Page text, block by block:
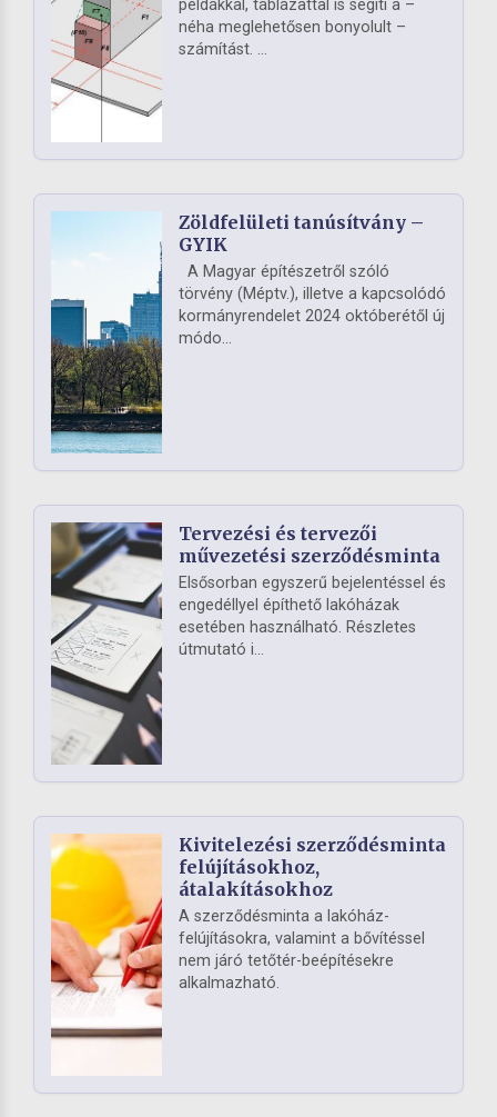
példákkal, táblázattal is segíti a –
néha meglehetősen bonyolult –
számítást. ...
Zöldfelületi tanúsítvány –
GYIK
A Magyar építészetről szóló
törvény (Méptv.), illetve a kapcsolódó
kormányrendelet 2024 októberétől új
módo...
Tervezési és tervezői
művezetési szerződésminta
Elsősorban egyszerű bejelentéssel és
engedéllyel építhető lakóházak
esetében használható. Részletes
útmutató i...
Kivitelezési szerződésminta
felújításokhoz,
átalakításokhoz
A szerződésminta a lakóház-
felújításokra, valamint a bővítéssel
nem járó tetőtér-beépítésekre
alkalmazható.